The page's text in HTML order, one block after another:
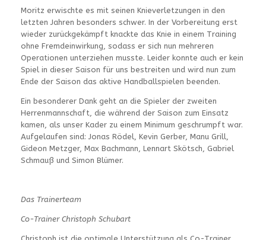
Moritz erwischte es mit seinen Knieverletzungen in den
letzten Jahren besonders schwer. In der Vorbereitung erst
wieder zurückgekämpft knackte das Knie in einem Training
ohne Fremdeinwirkung, sodass er sich nun mehreren
Operationen unterziehen musste. Leider konnte auch er kein
Spiel in dieser Saison für uns bestreiten und wird nun zum
Ende der Saison das aktive Handballspielen beenden.
Ein besonderer Dank geht an die Spieler der zweiten
Herrenmannschaft, die während der Saison zum Einsatz
kamen, als unser Kader zu einem Minimum geschrumpft war.
Aufgelaufen sind: Jonas Rödel, Kevin Gerber, Manu Grill,
Gideon Metzger, Max Bachmann, Lennart Skötsch, Gabriel
Schmauß und Simon Blümer.
Das Trainerteam
Co-Trainer Christoph Schubart